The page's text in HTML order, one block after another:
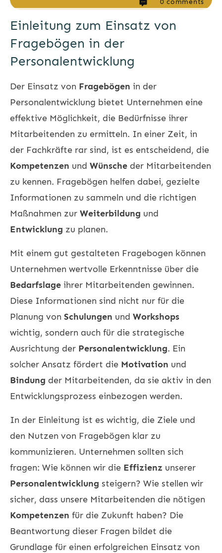
Einleitung zum Einsatz von
Fragebögen in der
Personalentwicklung
Der Einsatz von Fragebögen in der
Personalentwicklung bietet Unternehmen eine
effektive Möglichkeit, die Bedürfnisse ihrer
Mitarbeitenden zu ermitteln. In einer Zeit, in
der Fachkräfte rar sind, ist es entscheidend, die
Kompetenzen und Wünsche der Mitarbeitenden
zu kennen. Fragebögen helfen dabei, gezielte
Informationen zu sammeln und die richtigen
Maßnahmen zur Weiterbildung und
Entwicklung zu planen.
Mit einem gut gestalteten Fragebogen können
Unternehmen wertvolle Erkenntnisse über die
Bedarfslage ihrer Mitarbeitenden gewinnen.
Diese Informationen sind nicht nur für die
Planung von Schulungen und Workshops
wichtig, sondern auch für die strategische
Ausrichtung der Personalentwicklung. Ein
solcher Ansatz fördert die Motivation und
Bindung der Mitarbeitenden, da sie aktiv in den
Entwicklungsprozess einbezogen werden.
In der Einleitung ist es wichtig, die Ziele und
den Nutzen von Fragebögen klar zu
kommunizieren. Unternehmen sollten sich
fragen: Wie können wir die Effizienz unserer
Personalentwicklung steigern? Wie stellen wir
sicher, dass unsere Mitarbeitenden die nötigen
Kompetenzen für die Zukunft haben? Die
Beantwortung dieser Fragen bildet die
Grundlage für einen erfolgreichen Einsatz von